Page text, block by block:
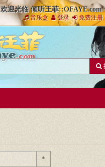
欢迎光临 倾听王菲::OFAYE.com
音乐盒 登录 免费注册
*